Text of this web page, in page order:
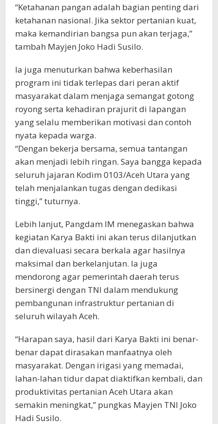
“Ketahanan pangan adalah bagian penting dari
ketahanan nasional. Jika sektor pertanian kuat,
maka kemandirian bangsa pun akan terjaga,”
tambah Mayjen Joko Hadi Susilo.
Ia juga menuturkan bahwa keberhasilan
program ini tidak terlepas dari peran aktif
masyarakat dalam menjaga semangat gotong
royong serta kehadiran prajurit di lapangan
yang selalu memberikan motivasi dan contoh
nyata kepada warga.
“Dengan bekerja bersama, semua tantangan
akan menjadi lebih ringan. Saya bangga kepada
seluruh jajaran Kodim 0103/Aceh Utara yang
telah menjalankan tugas dengan dedikasi
tinggi,” tuturnya.
Lebih lanjut, Pangdam IM menegaskan bahwa
kegiatan Karya Bakti ini akan terus dilanjutkan
dan dievaluasi secara berkala agar hasilnya
maksimal dan berkelanjutan. Ia juga
mendorong agar pemerintah daerah terus
bersinergi dengan TNI dalam mendukung
pembangunan infrastruktur pertanian di
seluruh wilayah Aceh.
“Harapan saya, hasil dari Karya Bakti ini benar-
benar dapat dirasakan manfaatnya oleh
masyarakat. Dengan irigasi yang memadai,
lahan-lahan tidur dapat diaktifkan kembali, dan
produktivitas pertanian Aceh Utara akan
semakin meningkat,” pungkas Mayjen TNI Joko
Hadi Susilo.